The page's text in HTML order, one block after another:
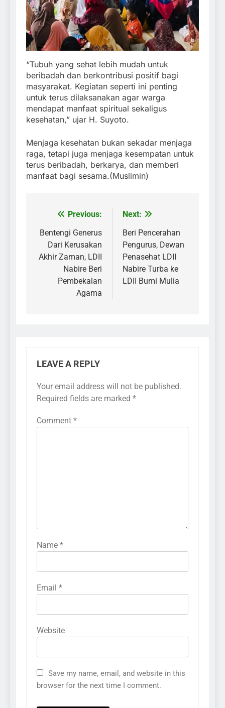
“Tubuh yang sehat lebih mudah untuk
beribadah dan berkontribusi positif bagi
masyarakat. Kegiatan seperti ini penting
untuk terus dilaksanakan agar warga
mendapat manfaat spiritual sekaligus
kesehatan,” ujar H. Suyoto.
Menjaga kesehatan bukan sekadar menjaga
raga, tetapi juga menjaga kesempatan untuk
terus beribadah, berkarya, dan memberi
manfaat bagi sesama.(Muslimin)
Post
navigation
Previous:
Bentengi Generus
Dari Kerusakan
Akhir Zaman, LDII
Nabire Beri
Pembekalan
Agama
Next:
Beri Pencerahan
Pengurus, Dewan
Penasehat LDII
Nabire Turba ke
LDII Bumi Mulia
LEAVE A REPLY
Your email address will not be published.
Required fields are marked *
Comment *
Name *
Email *
Website
Save my name, email, and website in this
browser for the next time I comment.